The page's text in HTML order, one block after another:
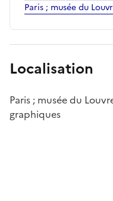
Paris ; musée du
Localisation
Paris ; musée du
graphiques